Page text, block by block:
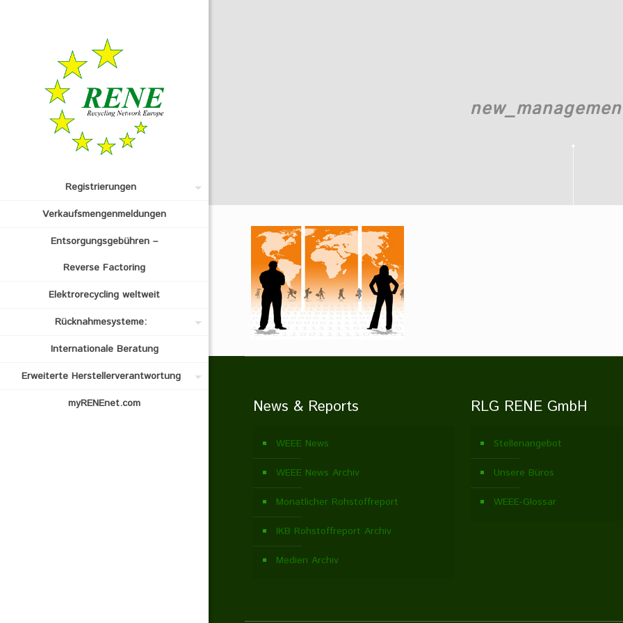
Registrierungen
Verkaufsmengenmeldungen
Entsorgungsgebühren –
Reverse Factoring
Elektrorecycling weltweit
Rücknahmesysteme:
Internationale Beratung
Erweiterte Herstellerverantwortung
myRENEnet.com
News & Reports
WEEE News
WEEE News Archiv
Monatlicher Rohstoffreport
IKB Rohstoffreport Archiv
Medien Archiv
RLG RENE GmbH
Stellenangebot
Unsere Büros
WEEE-Glossar